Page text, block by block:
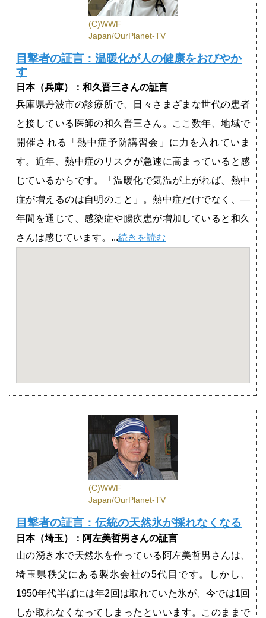
(C)WWF
Japan/OurPlanet-TV
目撃者の証言：温暖化が人の健康をおびやか
す
日本（兵庫）：和久晋三さんの証言
兵庫県丹波市の診療所で、日々さまざまな世代の患者
と接している医師の和久晋三さん。ここ数年、地域で
開催される「熱中症予防講習会」に力を入れていま
す。近年、熱中症のリスクが急速に高まっていると感
じているからです。「温暖化で気温が上がれば、熱中
症が増えるのは自明のこと」。熱中症だけでなく、―
年間を通じて、感染症や腸疾患が増加していると和久
さんは感じています。...続きを読む
(C)WWF
Japan/OurPlanet-TV
目撃者の証言：伝統の天然氷が採れなくなる
日本（埼玉）：阿左美哲男さんの証言
山の湧き水で天然氷を作っている阿左美哲男さんは、
埼玉県秩父にある製氷会社の5代目です。しかし、
1950年代半ばには年2回は取れていた氷が、今では1回
しか取れなくなってしまったといいます。このままで